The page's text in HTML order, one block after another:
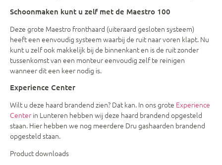
Schoonmaken kunt u zelf met de Maestro 100
Deze grote Maestro fronthaard (uiteraard gesloten systeem)
heeft een eenvoudig systeem waarbij de ruit naar voren klapt. Nu
kunt u zelf ook makkelijk bij de binnenkant en is de ruit zonder
tussenkomst van een monteur eenvoudig zelf te reinigen
wanneer dit een keer nodig is.
Experience Center
Wilt u deze haard brandend zien? Dat kan. In ons grote Experience
Center in Lunteren hebben wij deze haard brandend opgesteld
staan. Hier hebben we nog meerdere Dru gashaarden brandend
opgesteld staan.
Product downloads